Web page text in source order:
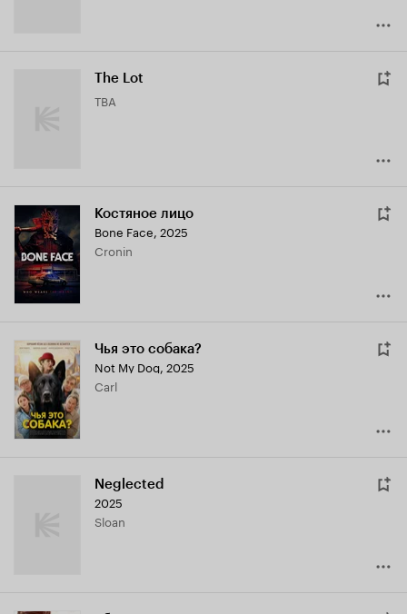
The Lot
TBA
Костяное лицо
Bone Face, 2025
Cronin
Чья это собака?
Not My Dog, 2025
Carl
Neglected
2025
Sloan